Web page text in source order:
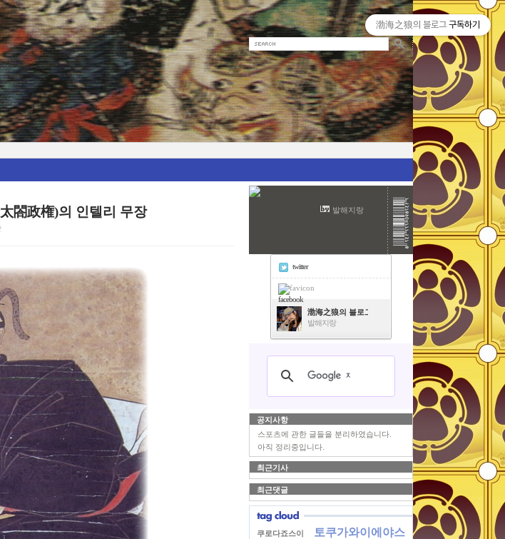
閤政権)의 인텔리 무장 발해지랑
twitter
facebook
渤海之狼의 블로그
발해지랑
공지사항
스포츠에 관한 글들을 분리하였습니다.
아직 정리중입니다.
최근기사
최근댓글
쿠로다죠스이 토쿠가와이에야스
渤海之狼의 블로그 구독하기